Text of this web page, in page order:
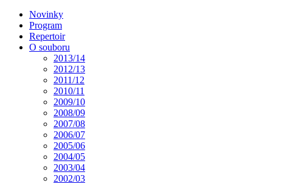
Novinky
Program
Repertoir
O souboru
2013/14
2012/13
2011/12
2010/11
2009/10
2008/09
2007/08
2006/07
2005/06
2004/05
2003/04
2002/03